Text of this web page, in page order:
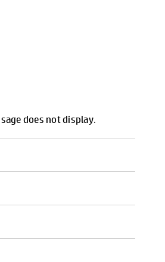
does not display.